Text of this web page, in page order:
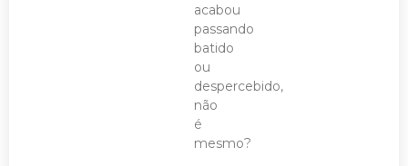
acabou
passando
batido
ou
despercebido,
não
é
mesmo?